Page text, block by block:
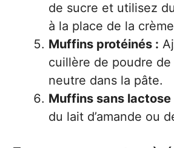
de sucre et utilisez
à la place de la
Muffins protéinés :
cuillère de poudre
neutre dans la pâte.
Muffins sans lactose
du lait d’amande ou